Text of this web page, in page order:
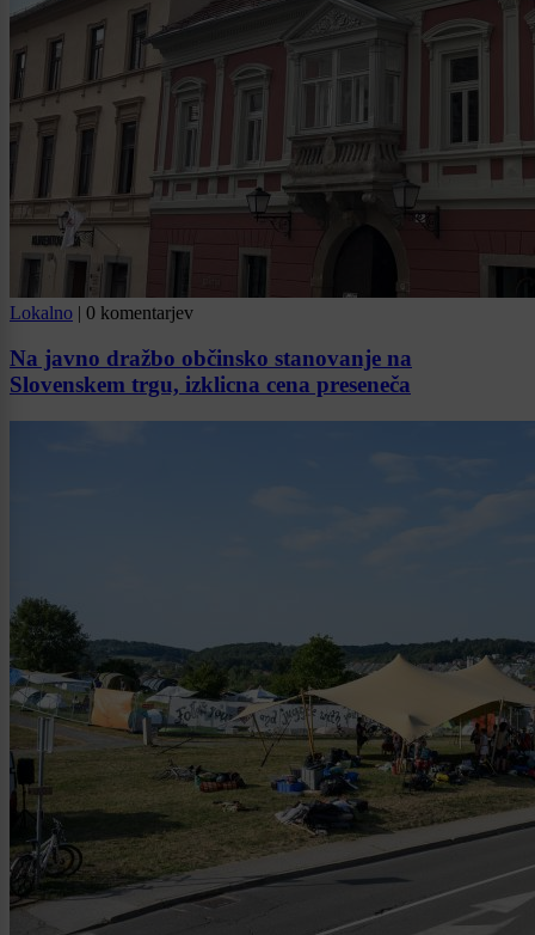
Lokalno | 0 komentarjev
Na javno dražbo občinsko stanovanje na
Slovenskem trgu, izklicna cena preseneča